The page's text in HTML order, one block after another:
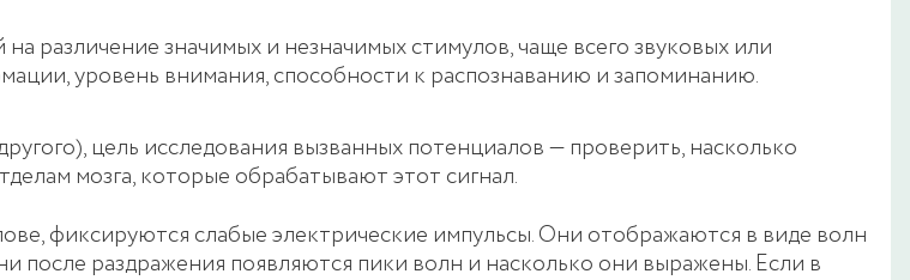
различение значимых и незначимых стимулов, чаще всего звуковых или
уровень внимания, способности к распознаванию и запоминанию.
цель исследования вызванных потенциалов — проверить, насколько
мозга, которые обрабатывают этот сигнал.
фиксируются слабые электрические импульсы. Они отображаются в виде волн
после раздражения появляются пики волн и насколько они выражены. Если в